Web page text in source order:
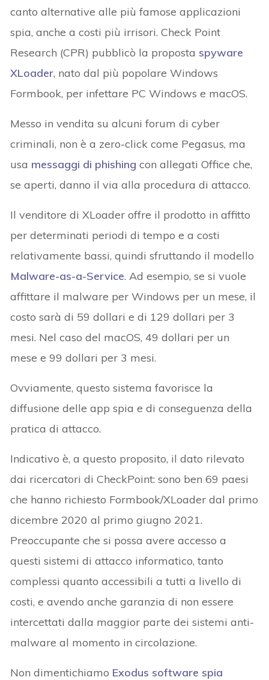
canto alternative alle più famose applicazioni
spia, anche a costi più irrisori. Check Point
Research (CPR) pubblicò la proposta spyware
XLoader, nato dal più popolare Windows
Formbook, per infettare PC Windows e macOS.
Messo in vendita su alcuni forum di cyber
criminali, non è a zero-click come Pegasus, ma
usa messaggi di phishing con allegati Office che,
se aperti, danno il via alla procedura di attacco.
Il venditore di XLoader offre il prodotto in affitto
per determinati periodi di tempo e a costi
relativamente bassi, quindi sfruttando il modello
Malware-as-a-Service. Ad esempio, se si vuole
affittare il malware per Windows per un mese, il
costo sarà di 59 dollari e di 129 dollari per 3
mesi. Nel caso del macOS, 49 dollari per un
mese e 99 dollari per 3 mesi.
Ovviamente, questo sistema favorisce la
diffusione delle app spia e di conseguenza della
pratica di attacco.
Indicativo è, a questo proposito, il dato rilevato
dai ricercatori di CheckPoint: sono ben 69 paesi
che hanno richiesto Formbook/XLoader dal primo
dicembre 2020 al primo giugno 2021.
Preoccupante che si possa avere accesso a
questi sistemi di attacco informatico, tanto
complessi quanto accessibili a tutti a livello di
costi, e avendo anche garanzia di non essere
intercettati dalla maggior parte dei sistemi anti-
malware al momento in circolazione.
Non dimentichiamo Exodus software spia